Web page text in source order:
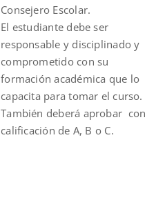
Consejero Escolar.
El estudiante debe ser
responsable y disciplinado y
comprometido con su
formación académica que lo
capacita para tomar el curso.
También deberá aprobar con
calificación de A, B o C.